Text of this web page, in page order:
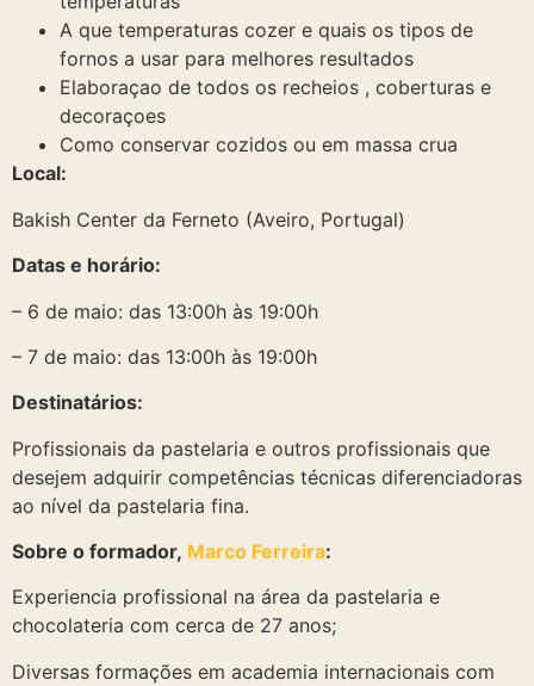
A que temperaturas cozer e quais os tipos de
fornos a usar para melhores resultados
Elaboraçao de todos os recheios , coberturas e
decoraçoes
Como conservar cozidos ou em massa crua
Local:
Bakish Center da Ferneto (Aveiro, Portugal)
Datas e horário:
– 6 de maio: das 13:00h às 19:00h
– 7 de maio: das 13:00h às 19:00h
Destinatários:
Profissionais da pastelaria e outros profissionais que
desejem adquirir competências técnicas diferenciadoras
ao nível da pastelaria fina.
Sobre o formador, Marco Ferreira:
Experiencia profissional na área da pastelaria e
chocolateria com cerca de 27 anos;
Diversas formações em academia internacionais com